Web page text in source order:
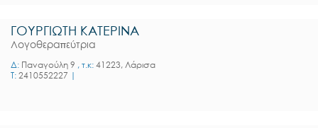
ΓΟΥΡΓΙΩΤΗ ΚΑΤΕΡΙΝΑ
Λογοθεραπεύτρια
Δ: Παναγούλη 9 , τ.κ: 41223, Λάρισα
T: 2410552227 |